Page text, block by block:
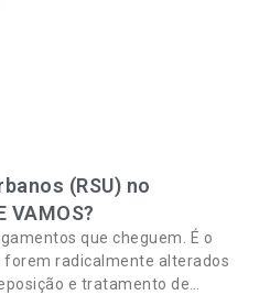
(RSU) no
VAMOS?
que cheguem. É o
radicalmente alterados
e tratamento de